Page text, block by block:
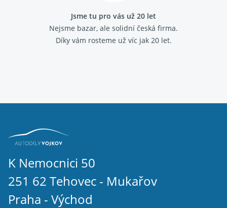
Jsme tu pro vás už 20 let
Nejsme bazar, ale solidní česká firma.
Díky vám rosteme už víc jak 20 let.
K Nemocnici 50
251 62 Tehovec - Mukařov
Praha - Východ